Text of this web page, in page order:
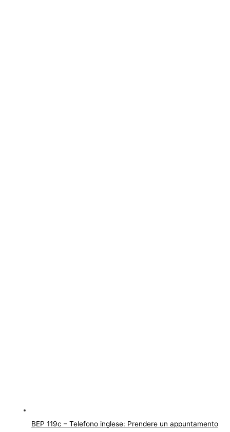
BEP 119c – Telefono inglese: Prendere un appuntamento